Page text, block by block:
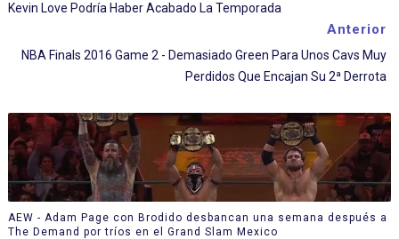
Kevin Love Podría Haber Acabado La Temporada
Anterior
NBA Finals 2016 Game 2 - Demasiado Green Para Unos Cavs Muy
Perdidos Que Encajan Su 2ª Derrota
AEW - Adam Page con Brodido desbancan una semana después a
The Demand por tríos en el Grand Slam Mexico